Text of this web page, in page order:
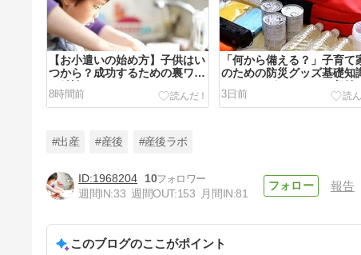
【お小遣いの始め方】子供はい
つから？成功するための裏ワザ
と結論！
8時間前
「何から備える？」子育て
のための防災グッズ基礎知
ローリングストックと収納
ツ
3日前
ック人気ランキング10選！マ
マ必見の選び方
8日前
#出産 #産後 #産後ラボ
1968204
10
週間IN:33 週間OUT:153 月間IN:81
報告
このブログのここがポイント